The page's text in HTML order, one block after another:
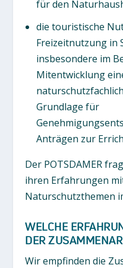
für den
die touristische
Freizeitnutzung in
insbesondere im
Mitentwicklung
Grundlage für
Anträgen zur
Der POTSDAMER
ihren Erfahrungen
Naturschutzthemen
WELCHE
DER
Wir empfinden die